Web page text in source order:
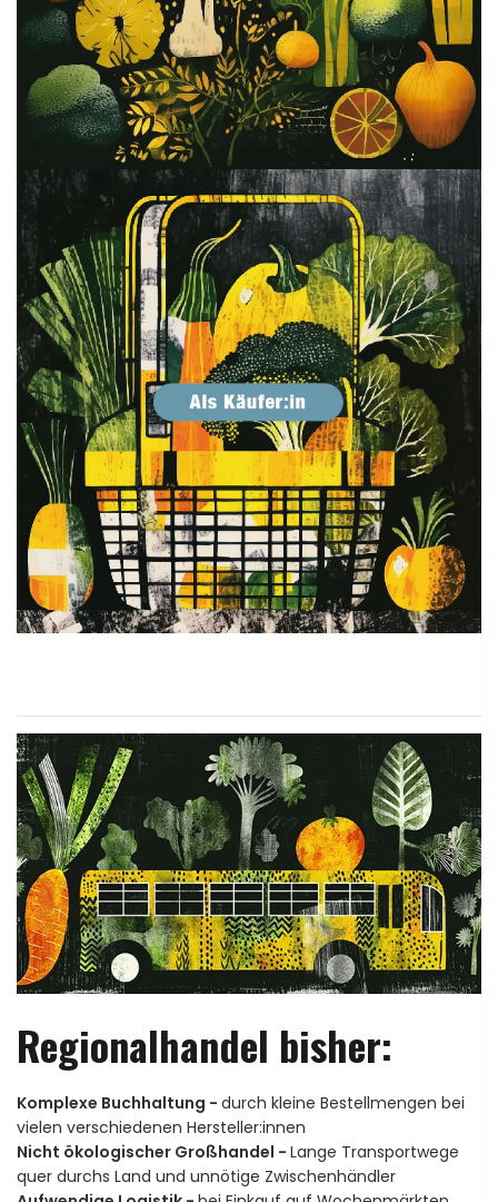
Regionalhandel bisher:
Komplexe Buchhaltung - durch kleine Bestellmengen bei
vielen verschiedenen Hersteller:innen
Nicht ökologischer Großhandel - Lange Transportwege
quer durchs Land und unnötige Zwischenhändler